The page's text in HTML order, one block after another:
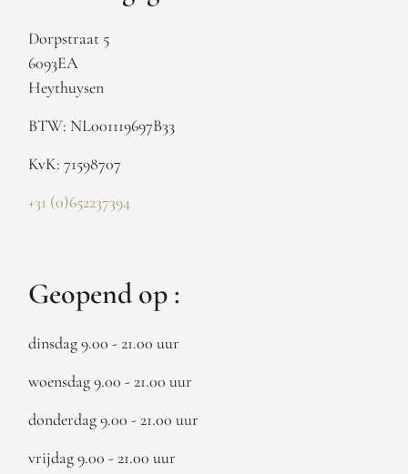
Dorpstraat 5
6093EA
Heythuysen
BTW: NL001119697B33
KvK: 71598707
+31 (0)652237394
Geopend op :
dinsdag 9.00 - 21.00 uur
woensdag 9.00 - 21.00 uur
donderdag 9.00 - 21.00 uur
vrijdag 9.00 - 21.00 uur